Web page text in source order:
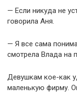
— Если никуда не
говорила Аня.
— Я все сама
смотрела Влада на
Девушкам кое-как
маленькую фирму.